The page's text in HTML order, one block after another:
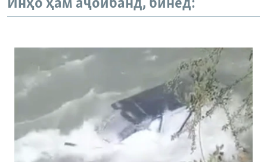
Инҳо ҳам аҷоибанд, бинед: